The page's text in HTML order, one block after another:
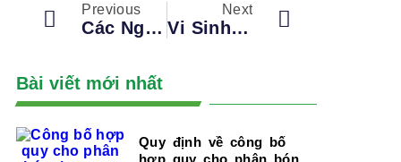
Previous
Các Nguyên Tố Khoáng Và Vai Trò Của Các Nguyên Tố Khoáng
Next
Vi Sinh Vật Phân Giải Lân Và Quá Trình Chuyển Hóa Phân Giải Lân
Bài viết mới nhất
Quy định về công bố
hợp quy cho phân bón